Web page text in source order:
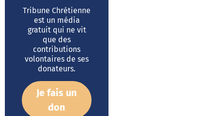
Tribune Chrétienne
est un média
gratuit qui ne vit
que des
contributions
volontaires de ses
donateurs.
Je fais un
don